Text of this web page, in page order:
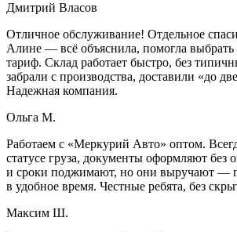
Дмитрий Власов
Отличное обслуживание! Отдельное
Алине — всё объяснила, помогла
тариф. Склад работает быстро, без
забрали с производства, доставили «до
Надежная компания.
Ольга М.
Работаем с «Меркурий Авто» оптом.
статусе груза, документы оформляют без
и сроки поджимают, но они выручают —
в удобное время. Честные ребята, без
Максим Ш.